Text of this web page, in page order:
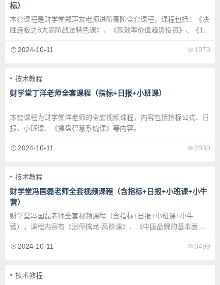
标）
本套课程是财学堂郑声友老师进阶高阶全套课程，课程包括：《决
胜连板之8大高阶战法特色课》、《高效率价值趋势投资》、《11
课》、《小牛营》、《日报》等课程内容。
2024-10-11 1973
技术教程
财学堂丁洋老师全套课程（指标+日报+小班课）
本套课程为财学堂洋老师的全套视频课程，内容包括指标公式、日
报、小班课、《操盘智慧系统课》等内容。
2024-10-11 2930
技术教程
财学堂冯国磊老师全套视频课程（含指标+日报+小班课+小牛
营）
财学堂冯国磊老师全套视频课程（含指标+日报+小班课+小牛
营），课程内容有《涨停擒龙-高阶课》、《中国品牌的基本面分
课》、《擒牛密码投资22式特别版》、《冯国磊老课（非财学堂课
2024-10-11 3499
技术教程